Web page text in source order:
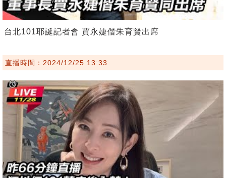
台北101耶誕記者會 賈永婕偕朱育賢出席
直播時間：2024/12/25 13:33